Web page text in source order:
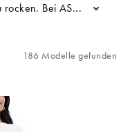
Bei ASOS
...
186 Modelle gefunden